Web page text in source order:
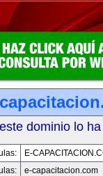
dominio lo
E-
e-capacitacion.com